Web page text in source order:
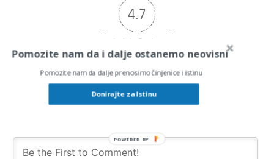
4.7
Article Rating
Subscribe
Pomozite nam da i dalje ostanemo neovisni
Pomozite nam da dalje prenosimo činjenice i istinu
Donirajte za Istinu
POWERED BY